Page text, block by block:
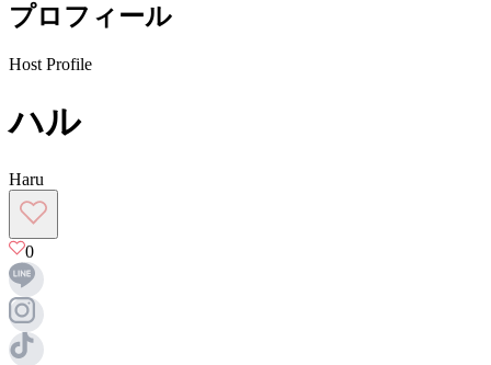
プロフィール
Host Profile
ハル
Haru
0